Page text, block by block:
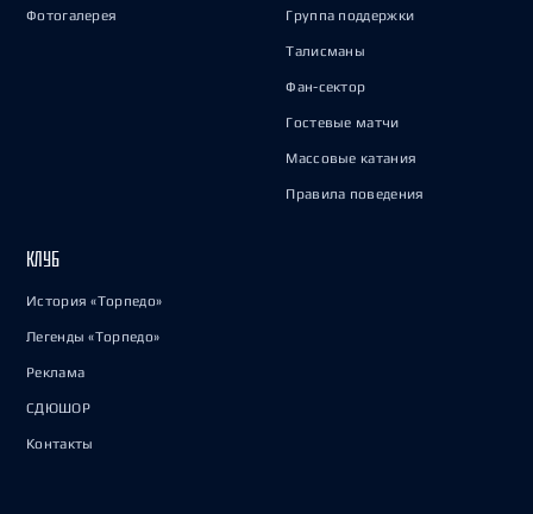
Фотогалерея Группа поддержки
Талисманы
Фан-сектор
Гостевые матчи
Массовые катания
Правила поведения
КЛУБ
История «Торпедо»
Легенды «Торпедо»
Реклама
СДЮШОР
Контакты